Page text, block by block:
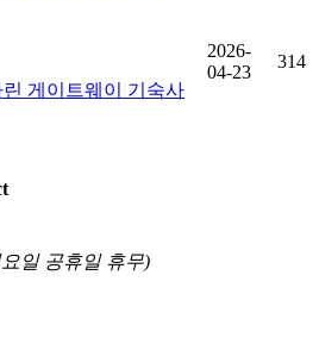
게이트웨이 기숙사
2026-
04-23
314
일 공휴일 휴무)